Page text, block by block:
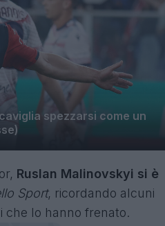
spezzarsi come un
Ruslan Malinovskyi si è
Sport, ricordando alcuni
che lo hanno frenato.